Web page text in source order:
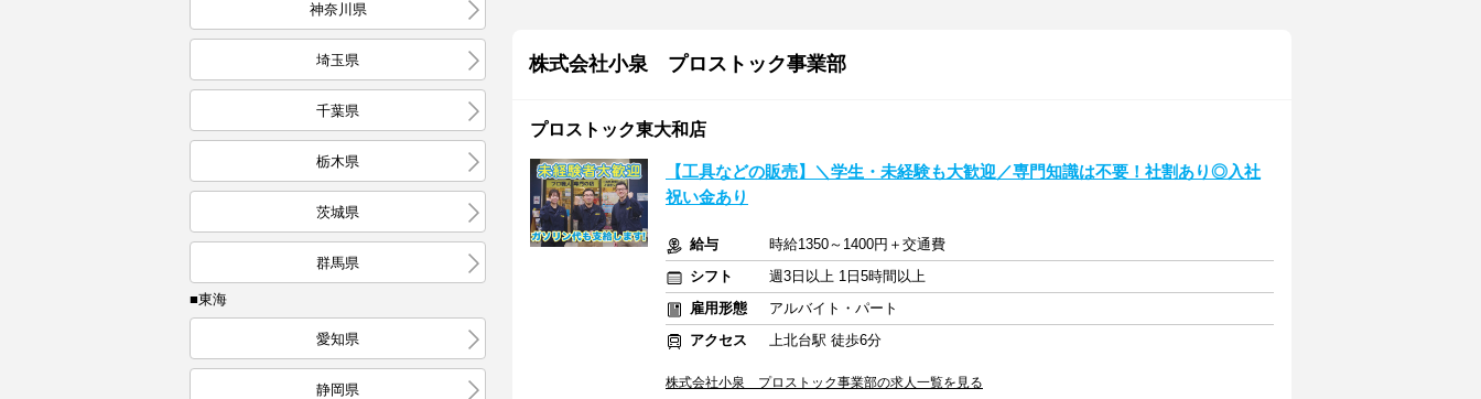
神奈川県
埼玉県
千葉県
栃木県
茨城県
群馬県
■東海
愛知県
静岡県
株式会社小泉 プロストック事業部
プロストック東大和店
【工具などの販売】＼学生・未経験も大歓迎／専門知識は不要！社割あり◎入社
祝い金あり
給与
時給1350～1400円＋交通費
シフト
週3日以上 1日5時間以上
雇用形態
アルバイト・パート
アクセス
上北台駅 徒歩6分
株式会社小泉 プロストック事業部の求人一覧を見る